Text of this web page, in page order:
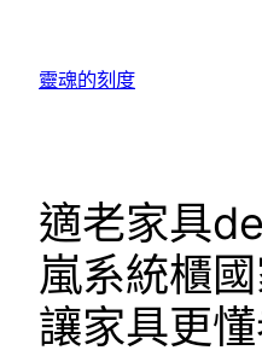
靈魂的刻度
適老家具
嵐系統櫃
讓家具更